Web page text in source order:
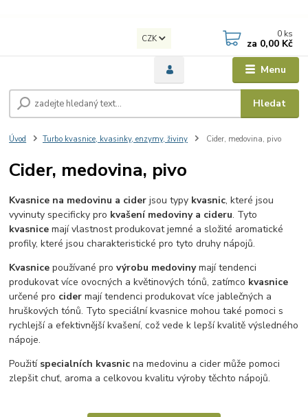
Menu
CZK
Hledat
0 ks
za 0,00 Kč
Úvod Turbo kvasnice, kvasinky, enzymy, živiny Cider, medovina, pivo
Cider, medovina, pivo
Kvasnice na medovinu a cider jsou typy kvasnic, které jsou
vyvinuty specificky pro kvašení medoviny a cideru. Tyto
kvasnice mají vlastnost produkovat jemné a složité aromatické
profily, které jsou charakteristické pro tyto druhy nápojů.
Kvasnice používané provýrobu medovinymají tendenci
produkovat více ovocných a květinových tónů, zatímco kvasnice
určené pro cider mají tendenci produkovat více jablečných a
hruškových tónů. Tyto speciální kvasnice mohou také pomoci s
rychlejší a efektivnější kvašení, což vede k lepší kvalitě výsledného
nápoje.
Použití specialních kvasnic na medovinu a cider může pomoci
zlepšit chuť, aroma a celkovou kvalitu výroby těchto nápojů.